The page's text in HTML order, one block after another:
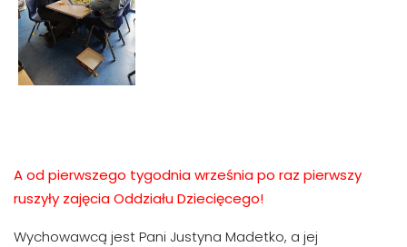
A od pierwszego tygodnia września po raz pierwszy
ruszyły zajęcia Oddziału Dziecięcego!
Wychowawcą jest Pani Justyna Madetko, a jej